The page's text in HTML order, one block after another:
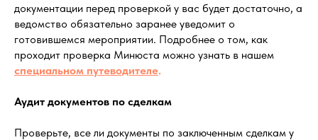
документации перед проверкой у вас будет достаточно, а
ведомство обязательно заранее уведомит о
готовившемся мероприятии. Подробнее о том, как
проходит проверка Минюста можно узнать в нашем
специальном путеводителе.
Аудит документов по сделкам
Проверьте, все ли документы по заключенным сделкам у